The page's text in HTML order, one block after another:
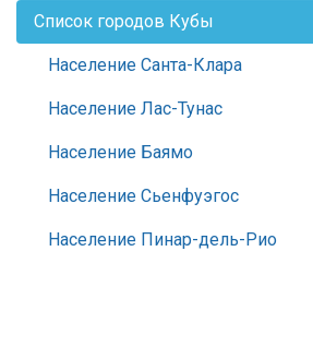
Список городов Кубы
Население Санта-Клара
Население Лас-Тунас
Население Баямо
Население Сьенфуэгос
Население Пинар-дель-Рио